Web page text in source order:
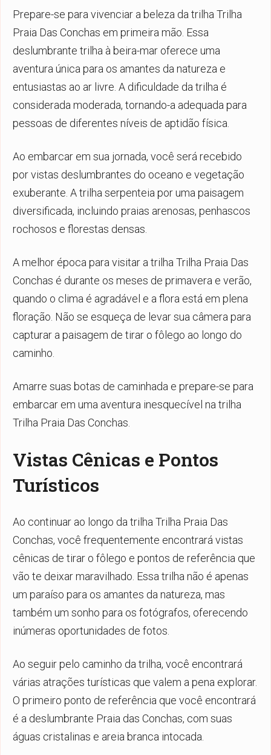
Prepare-se para vivenciar a beleza da trilha Trilha
Praia Das Conchas em primeira mão. Essa
deslumbrante trilha à beira-mar oferece uma
aventura única para os amantes da natureza e
entusiastas ao ar livre. A dificuldade da trilha é
considerada moderada, tornando-a adequada para
pessoas de diferentes níveis de aptidão física.
Ao embarcar em sua jornada, você será recebido
por vistas deslumbrantes do oceano e vegetação
exuberante. A trilha serpenteia por uma paisagem
diversificada, incluindo praias arenosas, penhascos
rochosos e florestas densas.
A melhor época para visitar a trilha Trilha Praia Das
Conchas é durante os meses de primavera e verão,
quando o clima é agradável e a flora está em plena
floração. Não se esqueça de levar sua câmera para
capturar a paisagem de tirar o fôlego ao longo do
caminho.
Amarre suas botas de caminhada e prepare-se para
embarcar em uma aventura inesquecível na trilha
Trilha Praia Das Conchas.
Vistas Cênicas e Pontos
Turísticos
Ao continuar ao longo da trilha Trilha Praia Das
Conchas, você frequentemente encontrará vistas
cênicas de tirar o fôlego e pontos de referência que
vão te deixar maravilhado. Essa trilha não é apenas
um paraíso para os amantes da natureza, mas
também um sonho para os fotógrafos, oferecendo
inúmeras oportunidades de fotos.
Ao seguir pelo caminho da trilha, você encontrará
várias atrações turísticas que valem a pena explorar.
O primeiro ponto de referência que você encontrará
é a deslumbrante Praia das Conchas, com suas
águas cristalinas e areia branca intocada.